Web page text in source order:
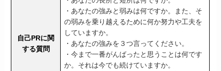
自己PRに関
する質問
・あなたの強みと弱みは何ですか。また、そ
の弱みを乗り越えるために何か努力や工夫を
していますか。
・あなたの強みを３つ言ってください。
・今まで一番がんばったと思うことは何です
か。それは今でも続けていますか。